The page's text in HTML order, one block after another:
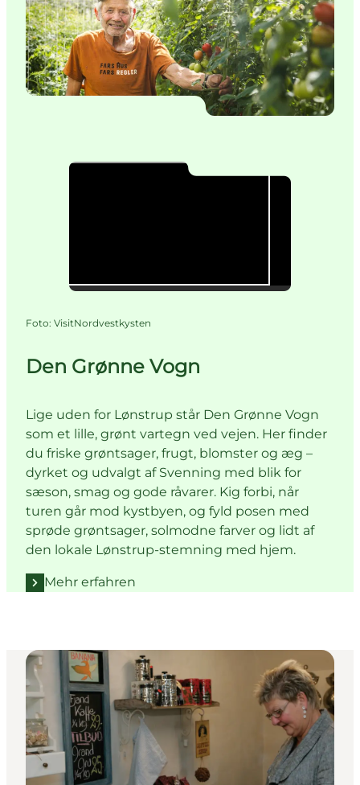
Foto: VisitNordvestkysten
Den Grønne Vogn
Lige uden for Lønstrup står Den Grønne Vogn
som et lille, grønt vartegn ved vejen. Her finder
du friske grøntsager, frugt, blomster og æg –
dyrket og udvalgt af Svenning med blik for
sæson, smag og gode råvarer. Kig forbi, når
turen går mod kystbyen, og fyld posen med
sprøde grøntsager, solmodne farver og lidt af
den lokale Lønstrup-stemning med hjem.
Mehr erfahren